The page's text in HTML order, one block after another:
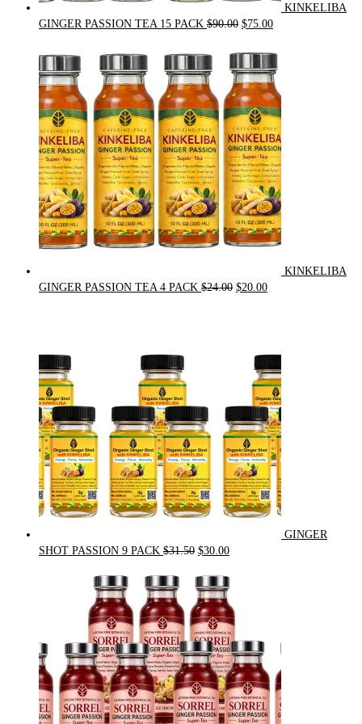
KINKELIBA
GINGER PASSION TEA 15 PACK $90.00 Original
was:
$90.00.
$75.00Current
is:
$75.00.
KINKELIBA
GINGER PASSION TEA 4 PACK $24.00 Original
$20.00Current
GINGER
SHOT PASSION 9 PACK $31.50 Original
$31.50.
$30.00Current